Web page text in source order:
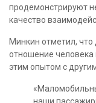
продемонстрируют
качество
Минкин отметил,
отношение человека
этим опытом с